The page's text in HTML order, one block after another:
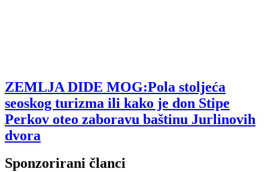
ZEMLJA DIDE MOG:Pola stoljeća
seoskog turizma ili kako je don Stipe
Perkov oteo zaboravu baštinu Jurlinovih
dvora
Sponzorirani članci